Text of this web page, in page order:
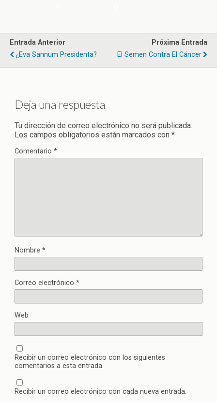
Entrada Anterior
¿Eva Sannum Presidenta?
Próxima Entrada
El Semen Contra El Cáncer
Deja una respuesta
Tu dirección de correo electrónico no será publicada.
Los campos obligatorios están marcados con *
Comentario *
Nombre *
Correo electrónico *
Web
Recibir un correo electrónico con los siguientes
comentarios a esta entrada.
Recibir un correo electrónico con cada nueva entrada.